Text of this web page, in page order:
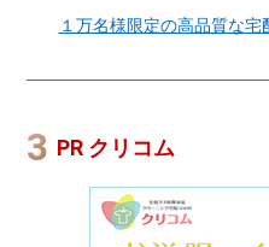
１万名様限定の高品質な宅
PR クリコム